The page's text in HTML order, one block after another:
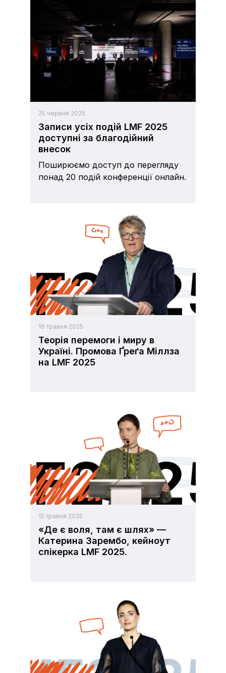
25 червня 2025
Записи усіх подій LMF 2025
доступні за благодійний
внесок
Поширюємо доступ до перегляду
понад 20 подій конференції онлайн.
16 травня 2025
Теорія перемоги і миру в
Україні. Промова Ґреґа Міллза
на LMF 2025
15 травня 2025
«Де є воля, там є шлях» —
Катерина Зарембо, кейноут
спікерка LMF 2025.